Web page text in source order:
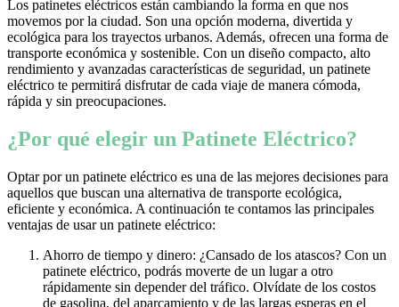
Los patinetes eléctricos están cambiando la forma en que nos
movemos por la ciudad. Son una opción moderna, divertida y
ecológica para los trayectos urbanos. Además, ofrecen una forma de
transporte económica y sostenible. Con un diseño compacto, alto
rendimiento y avanzadas características de seguridad, un patinete
eléctrico te permitirá disfrutar de cada viaje de manera cómoda,
rápida y sin preocupaciones.
¿Por qué elegir un Patinete Eléctrico?
Optar por un patinete eléctrico es una de las mejores decisiones para
aquellos que buscan una alternativa de transporte ecológica,
eficiente y económica. A continuación te contamos las principales
ventajas de usar un patinete eléctrico:
Ahorro de tiempo y dinero: ¿Cansado de los atascos? Con un
patinete eléctrico, podrás moverte de un lugar a otro
rápidamente sin depender del tráfico. Olvídate de los costos
de gasolina, del aparcamiento y de las largas esperas en el